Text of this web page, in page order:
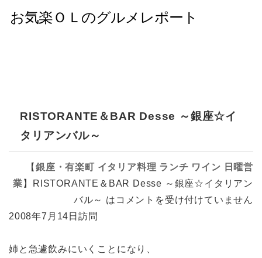
RISTORANTE＆BAR Desse ～銀座☆イ
タリアンバル～
【 銀座・有楽町 イタリア料理 ランチ ワイン 日曜営
業 】
RISTORANTE＆BAR Desse ～銀座☆イタリアン
バル～ は コメントを受け付けていません
2008年7月14日訪問
姉と急遽飲みにいくことになり、